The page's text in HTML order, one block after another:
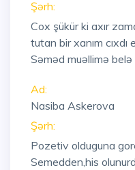
Şərh:
Cox şükür ki axır
tutan bir xanım
Səməd muəllimə belə
Ad:
Nasiba Askerova
Şərh:
Pozetiv olduguna
Semedden,his